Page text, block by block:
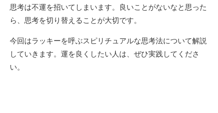
思考は不運を招いてしまいます。良いことがないなと思った
ら、思考を切り替えることが大切です。
今回はラッキーを呼ぶスピリチュアルな思考法について解説
していきます。運を良くしたい人は、ぜひ実践してくださ
い。